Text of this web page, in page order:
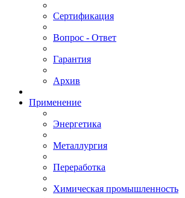
Сертификация
Вопрос - Ответ
Гарантия
Архив
Применение
Энергетика
Металлургия
Переработка
Химическая промышленность